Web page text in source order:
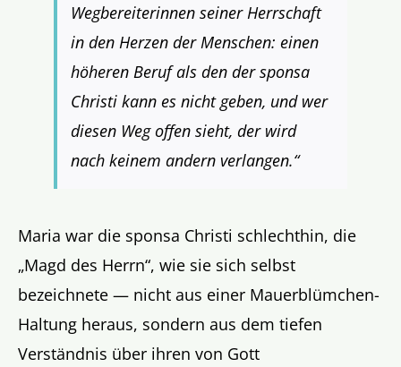
Wegbereiterinnen seiner Herrschaft
in den Herzen der Menschen: einen
höheren Beruf als den der sponsa
Christi kann es nicht geben, und wer
diesen Weg offen sieht, der wird
nach keinem andern verlangen.“
Maria war die sponsa Christi schlechthin, die
„Magd des Herrn“, wie sie sich selbst
bezeichnete — nicht aus einer Mauerblümchen-
Haltung heraus, sondern aus dem tiefen
Verständnis über ihren von Gott